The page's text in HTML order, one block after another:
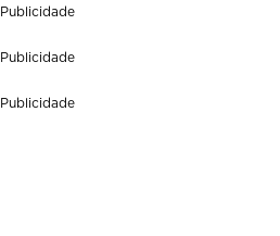
Publicidade
Publicidade
Publicidade